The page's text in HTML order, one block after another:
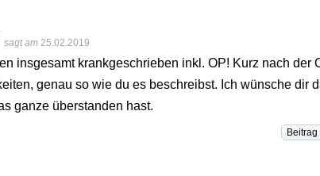
sagt am 25.02.2019
insgesamt krankgeschrieben inkl. OP! Kurz nach der
genau so wie du es beschreibst. Ich wünsche dir
ganze überstanden hast.